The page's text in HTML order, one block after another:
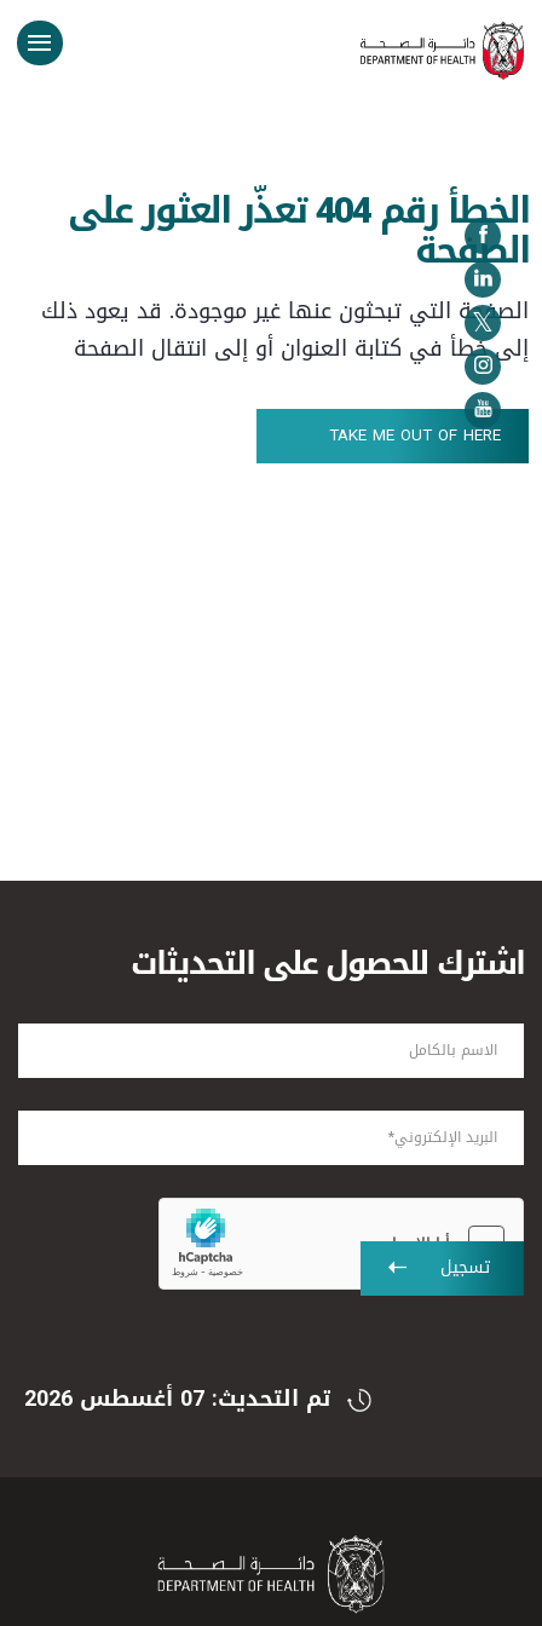
الخطأ رقم 404 تعذّر العثور على
الصفحة
الصفحة التي تبحثون عنها غير موجودة. قد يعود ذلك
إلى خطأ في كتابة العنوان أو إلى انتقال الصفحة
TAKE ME OUT OF HERE
اشترك للحصول على التحديثات
تسجيل
تم التحديث: 07 أغسطس 2026